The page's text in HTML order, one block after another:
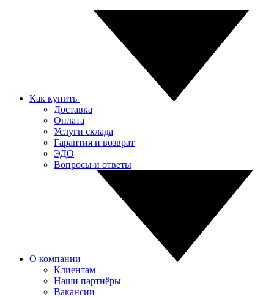
Как купить
Доставка
Оплата
Услуги склада
Гарантия и возврат
ЭДО
Вопросы и ответы
О компании
Клиентам
Наши партнёры
Вакансии